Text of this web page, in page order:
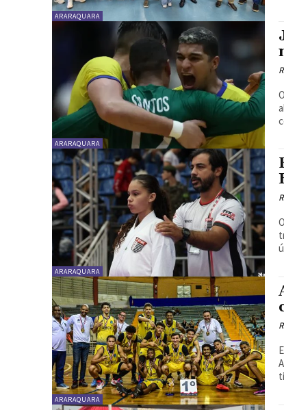
ARARAQUARA
ARARAQUARA
ARARAQUARA
ARARAQUARA